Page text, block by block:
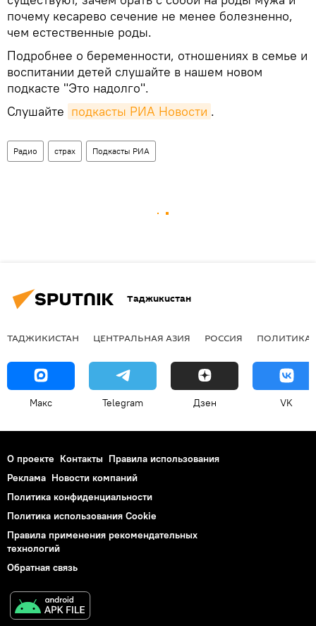
почему кесарево сечение не менее болезненно,
чем естественные роды.
Подробнее о беременности, отношениях в семье и
воспитании детей слушайте в нашем новом
подкасте "Это надолго".
Слушайте подкасты РИА Новости .
Радио страх Подкасты РИА
Таджикистан
ТАДЖИКИСТАН ЦЕНТРАЛЬНАЯ АЗИЯ РОССИЯ ПОЛИТИКА
Макс Telegram Дзен VK
О проекте Контакты Правила использования
Реклама Новости компаний
Политика конфиденциальности
Политика использования Cookie
Правила применения рекомендательных
технологий
Обратная связь